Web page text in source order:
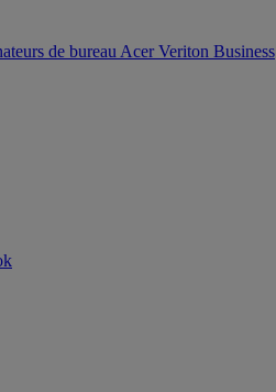
de bureau Acer Veriton Business